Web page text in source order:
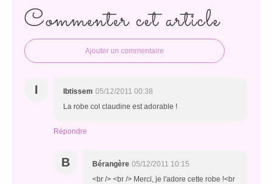
Commenter cet article
Ajouter un commentaire
I Ibtissem 05/12/2011 00:38
La robe col claudine est adorable !
Répondre
B Bérangère 05/12/2011 10:15
<br /> <br /> Merci, je l'adore cette robe !<br